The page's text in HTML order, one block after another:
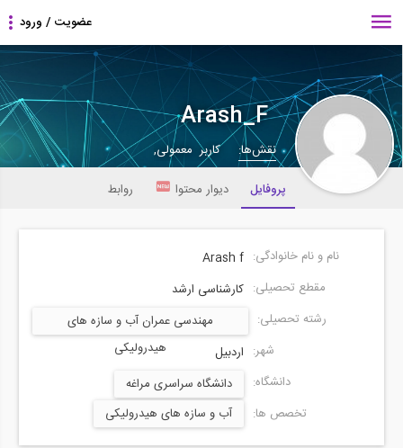
Arash_F
نقش‌ها:
کاربر معمولی,
پروفایل
دیوار محتوا روابط
نام و نام خانوادگی: Arash f
مقطع تحصیلی: کارشناسی ارشد
رشته تحصیلی:
مهندسی عمران آب و سازه های
هیدرولیکی
شهر: اردبیل
دانشگاه:
دانشگاه سراسری مراغه
تخصص ها:
آب و سازه های هیدرولیکی